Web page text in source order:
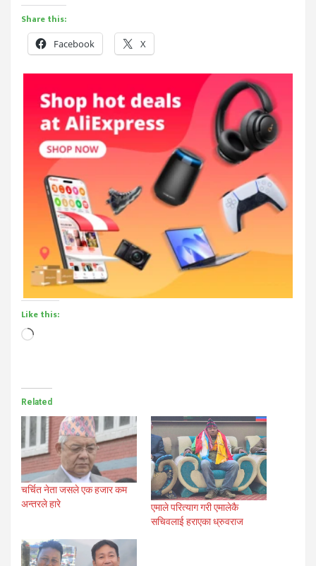
Share this:
Facebook X
Like this:
Loading…
Related
चर्चित नेता जसले एक हजार कम
अन्तरले हारे
एमाले परित्याग गरी एमालेकै
सचिवलाई हराएका ध्रुवराज